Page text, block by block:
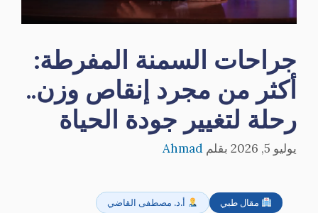
جراحات السمنة المفرطة:
أكثر من مجرد إنقاص وزن..
رحلة لتغيير جودة الحياة
يوليو 5, 2026 بقلم Ahmad
مقال طبي أ.د. مصطفى القاضي